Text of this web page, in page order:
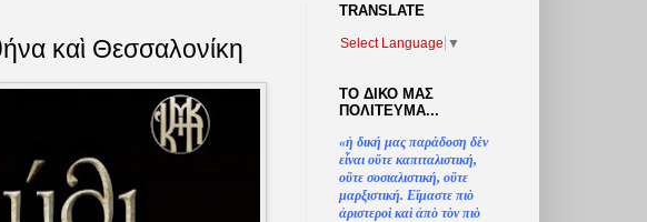
καὶ Θεσσαλονίκη
TRANSLATΕ
Select Language ▼
ΤΟ ΔΙΚΟ ΜΑΣ
ΠΟΛΙΤΕΥΜΑ...
«ἡ δική μας παράδοση δὲν
εἶναι οὔτε καπιταλιστική,
οὔτε σοσιαλιστική, οὔτε
μαρξιστική. Εἴμαστε πιὸ
ἀριστεροὶ καὶ ἀπὸ τὸν πιὸ